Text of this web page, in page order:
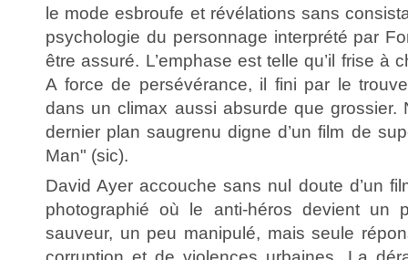
le mode esbroufe et révélations sans
psychologie du personnage interprété par
être assuré. L’emphase est telle qu’il frise à
A force de persévérance, il fini par le
dans un climax aussi absurde que grossier.
dernier plan saugrenu digne d’un film de
Man" (sic).
David Ayer accouche sans nul doute d’un
photographié où le anti-héros devient un
sauveur, un peu manipulé, mais seule